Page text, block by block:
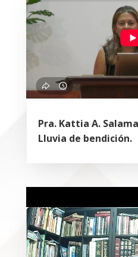
Pra. Kattia A.
Lluvia de bendición.